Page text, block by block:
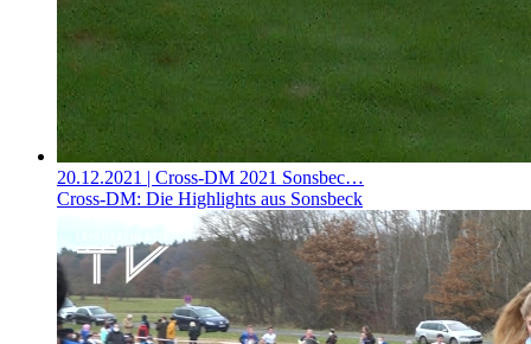
20.12.2021 | Cross-DM 2021 Sonsbec…
Cross-DM: Die Highlights aus Sonsbeck